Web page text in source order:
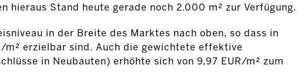
Stand heute gerade noch 2.000 m² zur Verfügung.
in der Breite des Marktes nach oben, so dass in
erzielbar sind. Auch die gewichtete effektive
in Neubauten) erhöhte sich von 9,97 EUR/m² zum